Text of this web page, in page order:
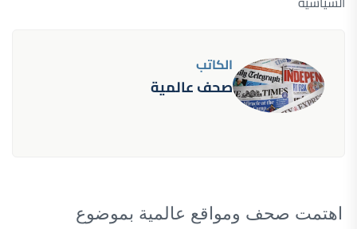
الكاتب
صحف عالمية
اهتمت صحف ومواقع عالمية بموضوع